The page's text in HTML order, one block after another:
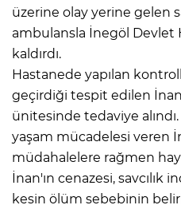
üzerine olay yerine gelen
ambulansla İnegöl Devlet
kaldırdı.
Hastanede yapılan
geçirdiği tespit edilen
ünitesinde tedaviye
yaşam mücadelesi veren
müdahalelere rağmen
İnan'ın cenazesi, savcılık
kesin ölüm sebebinin